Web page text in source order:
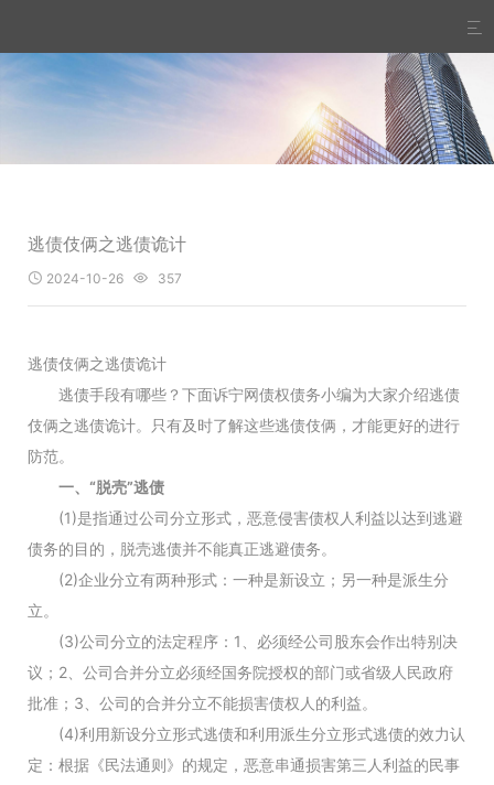

逃债伎俩之逃债诡计
 2024-10-26  357
逃债伎俩之逃债诡计
逃债手段有哪些？下面诉宁网债权债务小编为大家介绍逃债
伎俩之逃债诡计。只有及时了解这些逃债伎俩，才能更好的进行
防范。
一、“脱壳”逃债
(1)是指通过公司分立形式，恶意侵害债权人利益以达到逃避
债务的目的，脱壳逃债并不能真正逃避债务。
(2)企业分立有两种形式：一种是新设立；另一种是派生分
立。
(3)公司分立的法定程序：1、必须经公司股东会作出特别决
议；2、公司合并分立必须经国务院授权的部门或省级人民政府
批准；3、公司的合并分立不能损害债权人的利益。
(4)利用新设分立形式逃债和利用派生分立形式逃债的效力认
定：根据《民法通则》的规定，恶意串通损害第三人利益的民事